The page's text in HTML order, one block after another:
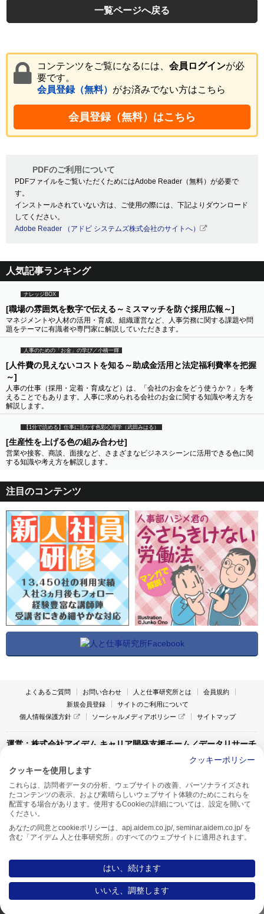
一覧ページへ戻る
コンテンツをご覧になるには、 会員ログインが必
要です。
会員登録（無料） がお済みでない方はこちら
会員登録（無料）はこちら
PDFのご利用について
PDFファイルをご覧いただくためにはAdobe Reader（無料）が必要で
す。
インストールされていない方は、ご使用の際には、下記よりダウンロード
してください。
Adobe Reader （アドビ システムズ株式会社のサイトへ）
人気記事ランキング
ナレッジBOX
[職場の雰囲気を数字で伝える～ミスマッチを防ぐ採用広報～]
マネジメントや人材の活用・育成、組織運営など、人事労務に関する課題や問
題をテーマに有識者や専門家に解説していただきます。
人事のための「お金」の学び／小橋一輝
[人件費の見えないコストを知る～助成金活用と法定福利費率を把握
～]
人事の仕事（採用・定着・育成など）は、「会社のお金をどう使うか？」を考
えることでもあります。人事に求められる会社のお金に関する知識や考え方を
解説します。
【1分で読める】仕事に活かす色彩心理学（武田みはる）
[生産性を上げる色の組み合わせ]
営業や接客、商談、面接など、さまざまなビジネスシーンに活用できる色に関
する知識や考え方を解説します。
注目のコンテンツ
よくあるご質問 お問い合わせ 人と仕事研究所とは
会員規約
新規会員登録
サイトのご利用について
個人情報保護方針
ソーシャルメディアポリシー サイトマップ
運営：株式会社アイデム キャリア開発支援チーム／データリサーチ
〒160-0022 東京都新宿区新宿1-4-10
アイデム本社ビル TEL:03-5269-6020
〒550-0005 大阪府大阪市西区西本町1-13-43
アイデム西本町ビル7F TEL:06-7662-2800
Copyright AIDEM Inc. All rights reserved.
クッキーポリシー
クッキーを使用します
これらは、訪問者データの分析、ウェブサイトの改善、パーソナライズされ
たコンテンツの表示、および素晴らしいウェブサイト体験のためにこれらを
配置する場合があります。使用するCookieの詳細については、設定を開いて
ください。
あなたの同意とcookieポリシーは、apj.aidem.co.jp/, seminar.aidem.co.jp/ を
含む「アイデム 人と仕事研究所」のすべてのウェブサイトに適用されます。
はい、続けます
いいえ、調整します